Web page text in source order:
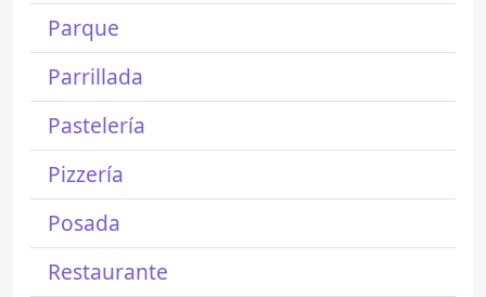
Parque
Parrillada
Pastelería
Pizzería
Posada
Restaurante